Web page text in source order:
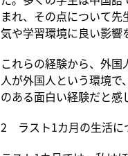
まれ、その点について
気や学習環境に良い影響
これらの経験から、外
人が外国人という環境
のある面白い経験だと感
2 ラスト1カ月の生活に